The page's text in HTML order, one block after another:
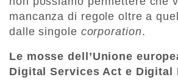
mancanza di regole oltre a
dalle singole corporation.
Le mosse dell’Unione
Digital Services Act e Digital